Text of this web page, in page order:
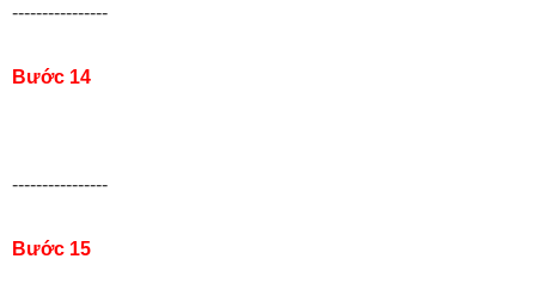
----------------
Bước 14
----------------
Bước 15